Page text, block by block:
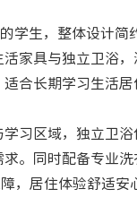
学生，整体设计简
家具与独立卫浴
合长期学习生活居
习区域，独立卫
。同时配备专业
，居住体验舒适安